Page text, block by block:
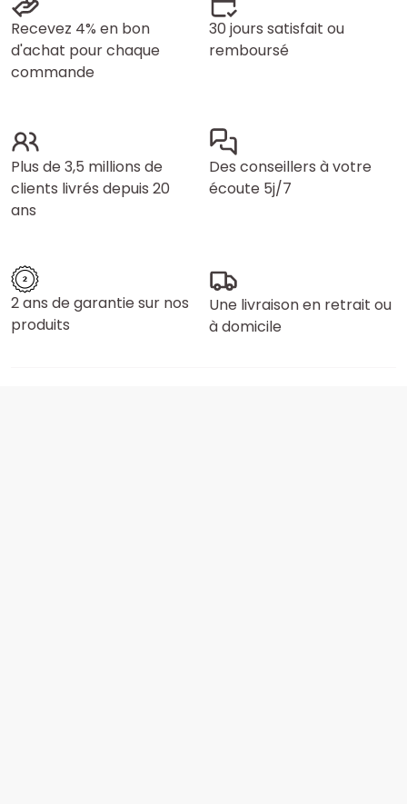
Recevez 4% en bon
d'achat pour chaque
commande
30 jours satisfait ou
remboursé
Plus de 3,5 millions de
clients livrés depuis 20
ans
Des conseillers à votre
écoute 5j/7
2 ans de garantie sur nos
produits
Une livraison en retrait ou
à domicile